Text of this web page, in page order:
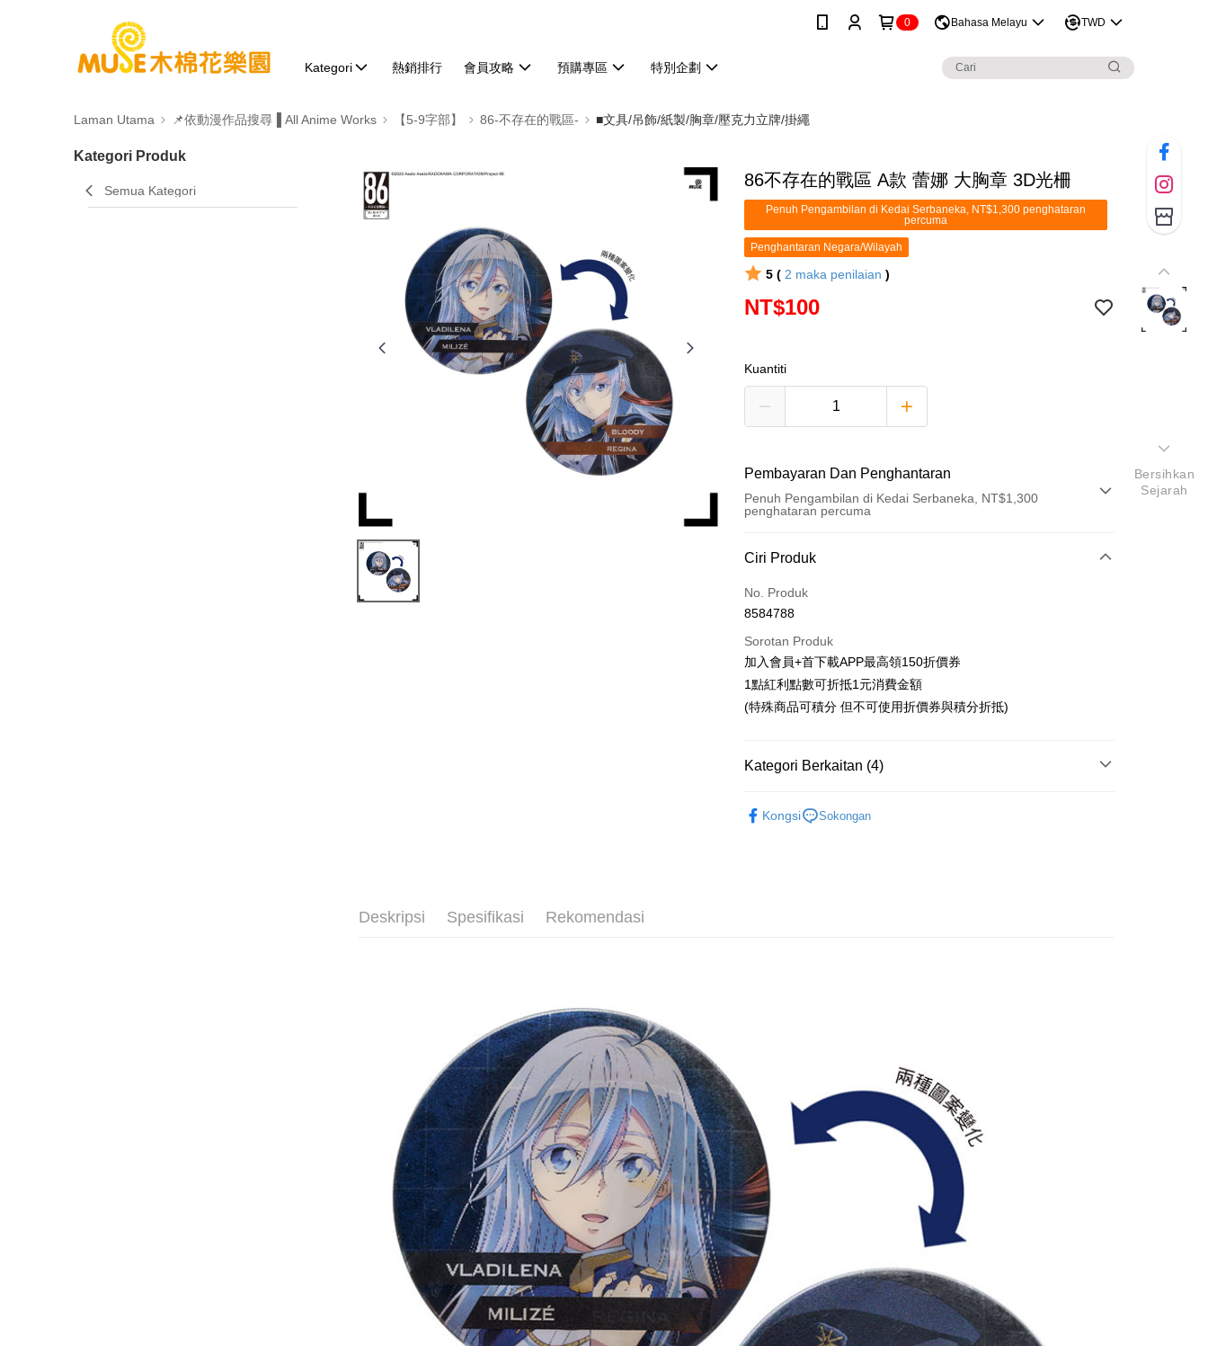
0 Bahasa Melayu TWD
Kategori 熱銷排行 會員攻略 預購專區 特別企劃
Laman Utama 📌依動漫作品搜尋▐ All Anime Works 【5-9字部】 86-不存在的戰區- ■文具/吊飾/紙製/胸章/壓克力立牌/掛繩
Kategori Produk
Semua Kategori
86不存在的戰區 A款 蕾娜 大胸章 3D光柵
Penuh Pengambilan di Kedai Serbaneka, NT$1,300 penghataran
percuma
Penghantaran Negara/Wilayah
5 ( 2 maka penilaian )
NT$100
Kuantiti
Pembayaran Dan Penghantaran
Penuh Pengambilan di Kedai Serbaneka, NT$1,300
penghataran percuma
Kaedah Pembayaran
Kad Kredit (Bayaran Penuh)
Pengambilan di Kedai Serbaneka
LINE Pay
Apple Pay
Tunai semasa Penghantaran
NT$9,999/pesanan
7-11取貨付款
NT$65/pesanan | Penghantaran percuma untuk pesanan
NT$1,300 atau lebih
付款後7-11取貨
NT$65/pesanan | Penghantaran percuma untuk pesanan
NT$1,300 atau lebih
宅配-木棉花樂園專用
NT$100/pesanan | Penghantaran percuma untuk pesanan
NT$1,300 atau lebih
Ciri Produk
No. Produk
8584788
Sorotan Produk
加入會員+首下載APP最高領150折價券
1點紅利點數可折抵1元消費金額
(特殊商品可積分 但不可使用折價券與積分折抵)
Kategori Berkaitan (4)
的戰區-
■文具/吊飾/紙製/胸章/壓克力立牌/掛繩
Kongsi Sokongan
Deskripsi Spesifikasi Rekomendasi
Bersihkan
Sejarah